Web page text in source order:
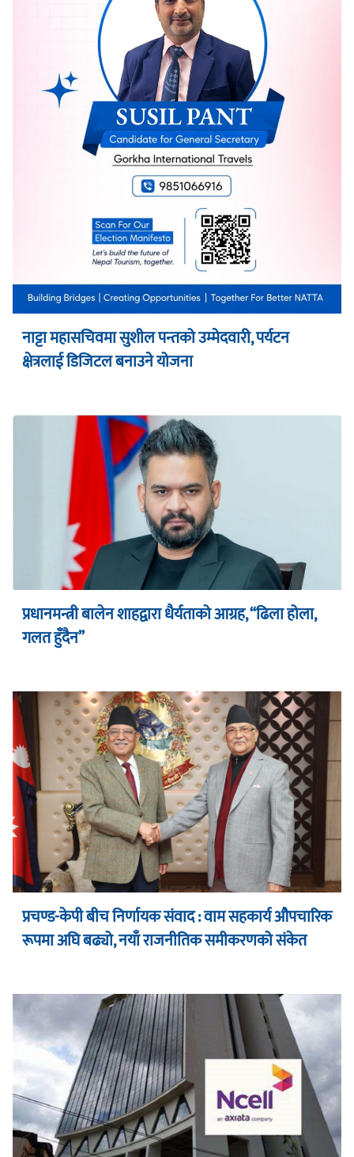
नाट्टा महासचिवमा सुशील पन्तको उम्मेदवारी, पर्यटन
क्षेत्रलाई डिजिटल बनाउने योजना
प्रधानमन्त्री बालेन शाहद्वारा धैर्यताको आग्रह, “ढिला होला,
गलत हुँदैन”
प्रचण्ड-केपी बीच निर्णायक संवाद : वाम सहकार्य औपचारिक
रूपमा अघि बढ्यो, नयाँ राजनीतिक समीकरणको संकेत